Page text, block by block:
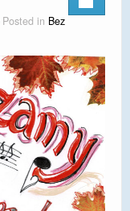
Posted in Bez